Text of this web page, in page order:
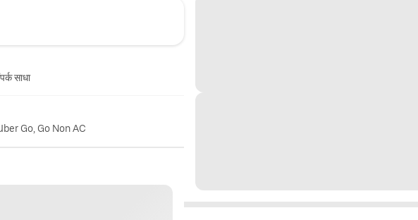
साधा
Go, Go Non AC